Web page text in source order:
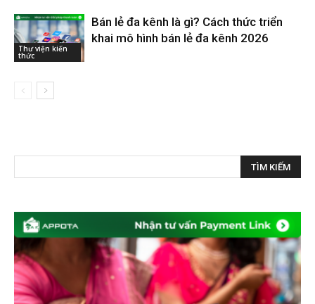
Thư viện kiến
thức
Bán lẻ đa kênh là gì? Cách thức triển
khai mô hình bán lẻ đa kênh 2026